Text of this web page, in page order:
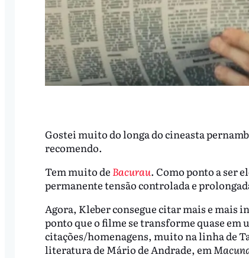
Gostei muito do longa do cineasta
recomendo.
Tem muito de Bacurau. Como ponto a ser
permanente tensão controlada e
Agora, Kleber consegue citar mais e mais
ponto que o filme se transforme quase em
citações/homenagens, muito na linha de
literatura de Mário de Andrade, em